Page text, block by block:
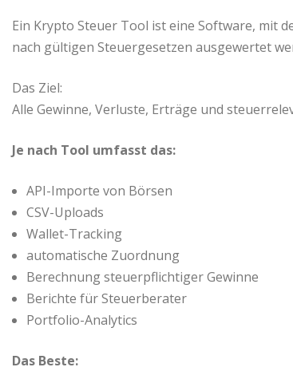
Ein Krypto Steuer Tool ist eine Software, mit
nach gültigen Steuergesetzen ausgewertet
Das Ziel:
Alle Gewinne, Verluste, Erträge und
Je nach Tool umfasst das:
API-Importe von Börsen
CSV-Uploads
Wallet-Tracking
automatische Zuordnung
Berechnung steuerpflichtiger Gewinne
Berichte für Steuerberater
Portfolio-Analytics
Das Beste: